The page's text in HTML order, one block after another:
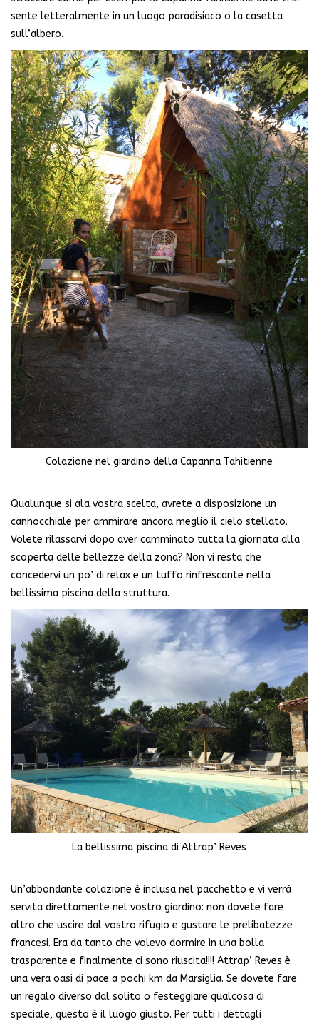
sente letteralmente in un luogo paradisiaco o la casetta
sull’albero.
Colazione nel giardino della Capanna Tahitienne
Qualunque si ala vostra scelta, avrete a disposizione un
cannocchiale per ammirare ancora meglio il cielo stellato.
Volete rilassarvi dopo aver camminato tutta la giornata alla
scoperta delle bellezze della zona? Non vi resta che
concedervi un po’ di relax e un tuffo rinfrescante nella
bellissima piscina della struttura.
La bellissima piscina di Attrap’ Reves
Un’abbondante colazione è inclusa nel pacchetto e vi verrà
servita direttamente nel vostro giardino: non dovete fare
altro che uscire dal vostro rifugio e gustare le prelibatezze
francesi. Era da tanto che volevo dormire in una bolla
trasparente e finalmente ci sono riuscita!!!! Attrap’ Reves è
una vera oasi di pace a pochi km da Marsiglia. Se dovete fare
un regalo diverso dal solito o festeggiare qualcosa di
speciale, questo è il luogo giusto. Per tutti i dettagli